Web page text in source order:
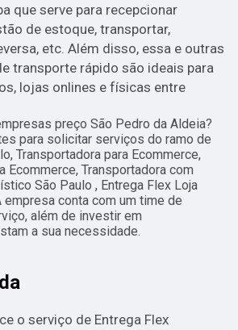
que serve para recepcionar
de estoque, transportar,
etc. Além disso, essa e outras
transporte rápido são ideais para
lojas onlines e físicas entre
preço São Pedro da Aldeia?
para solicitar serviços do ramo de
Transportadora para Ecommerce,
Ecommerce, Transportadora com
São Paulo , Entrega Flex Loja
empresa conta com um time de
além de investir em
a sua necessidade.
o serviço de Entrega Flex